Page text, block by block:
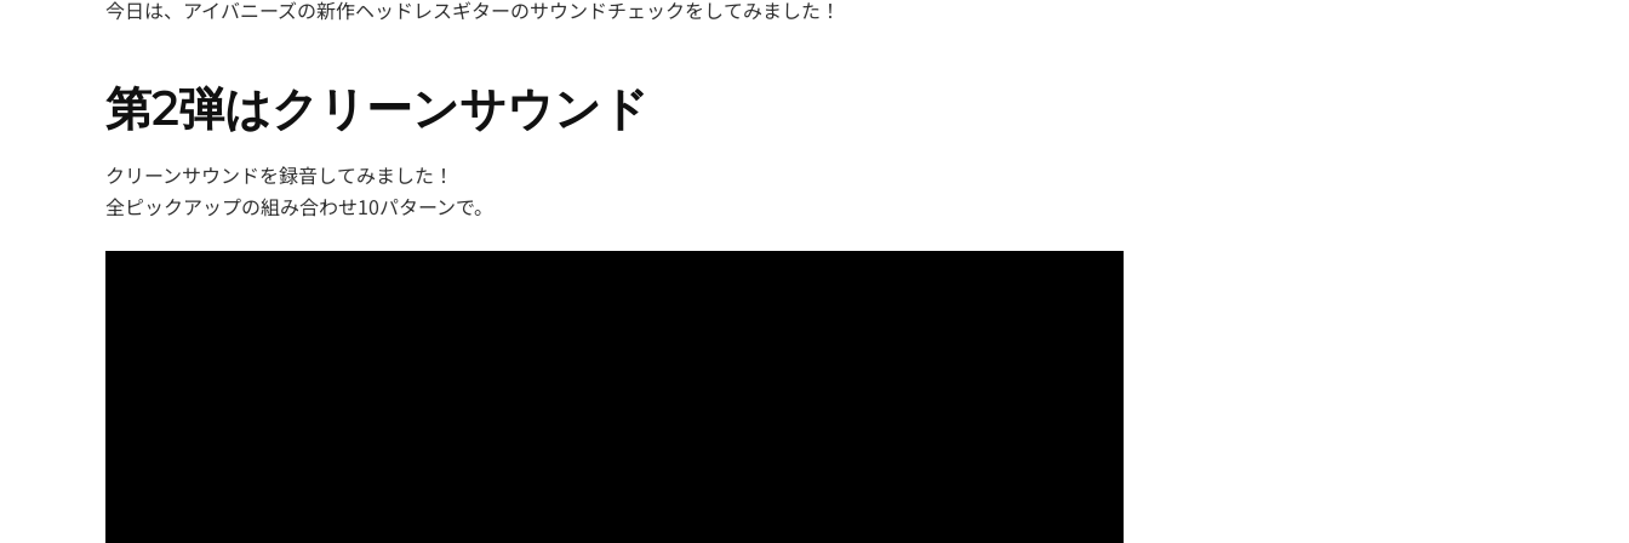
今日は、アイバニーズの新作ヘッドレスギターのサウンドチェックをしてみました！
第2弾はクリーンサウンド
クリーンサウンドを録音してみました！
全ピックアップの組み合わせ10パターンで。